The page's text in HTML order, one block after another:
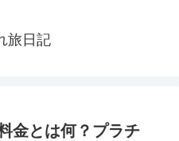
旅日記
金とは何？プラチ